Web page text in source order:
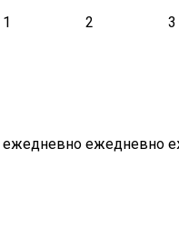
1 2 3
ежедневно ежедневно